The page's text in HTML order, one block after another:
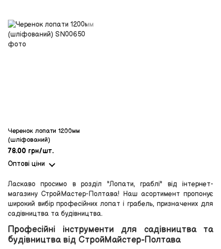
Черенок лопати 1200мм
(шліфований)
78.00 грн/шт.
Оптові ціни
Ласкаво просимо в розділ "Лопати, граблі" від інтернет-
магазину СтройМастер-Полтава! Наш асортимент пропонує
широкий вибір професійних лопат і грабель, призначених для
садівництва та будівництва.
Професійні інструменти для садівництва та
будівництва від СтройМайстер-Полтава